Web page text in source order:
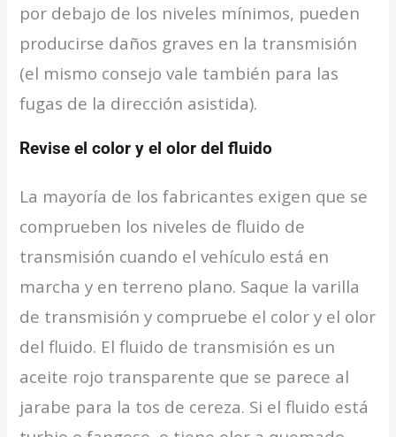
por debajo de los niveles mínimos, pueden
producirse daños graves en la transmisión
(el mismo consejo vale también para las
fugas de la dirección asistida).
Revise el color y el olor del fluido
La mayoría de los fabricantes exigen que se
comprueben los niveles de fluido de
transmisión cuando el vehículo está en
marcha y en terreno plano. Saque la varilla
de transmisión y compruebe el color y el olor
del fluido. El fluido de transmisión es un
aceite rojo transparente que se parece al
jarabe para la tos de cereza. Si el fluido está